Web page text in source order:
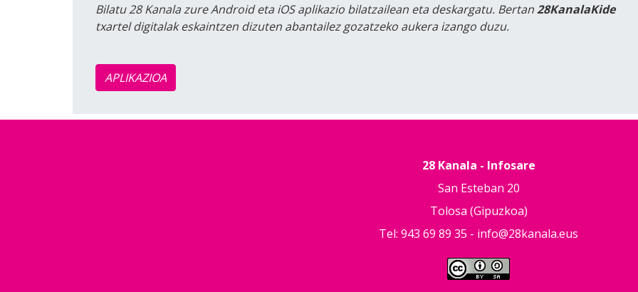
Bilatu 28 Kanala zure Android eta iOS aplikazio bilatzailean eta deskargatu. Bertan28KanalaKide
txartel digitalak eskaintzen dizuten abantailez gozatzeko aukera izango duzu.
APLIKAZIOA
28 Kanala - Infosare
San Esteban 20
Tolosa (Gipuzkoa)
Tel: 943 69 89 35 - info@28kanala.eus